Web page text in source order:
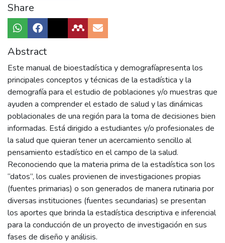
Share
Abstract
Este manual de bioestadística y demografíapresenta los
principales conceptos y técnicas de la estadística y la
demografía para el estudio de poblaciones y/o muestras que
ayuden a comprender el estado de salud y las dinámicas
poblacionales de una región para la toma de decisiones bien
informadas. Está dirigido a estudiantes y/o profesionales de
la salud que quieran tener un acercamiento sencillo al
pensamiento estadístico en el campo de la salud.
Reconociendo que la materia prima de la estadística son los
“datos”, los cuales provienen de investigaciones propias
(fuentes primarias) o son generados de manera rutinaria por
diversas instituciones (fuentes secundarias) se presentan
los aportes que brinda la estadística descriptiva e inferencial
para la conducción de un proyecto de investigación en sus
fases de diseño y análisis.